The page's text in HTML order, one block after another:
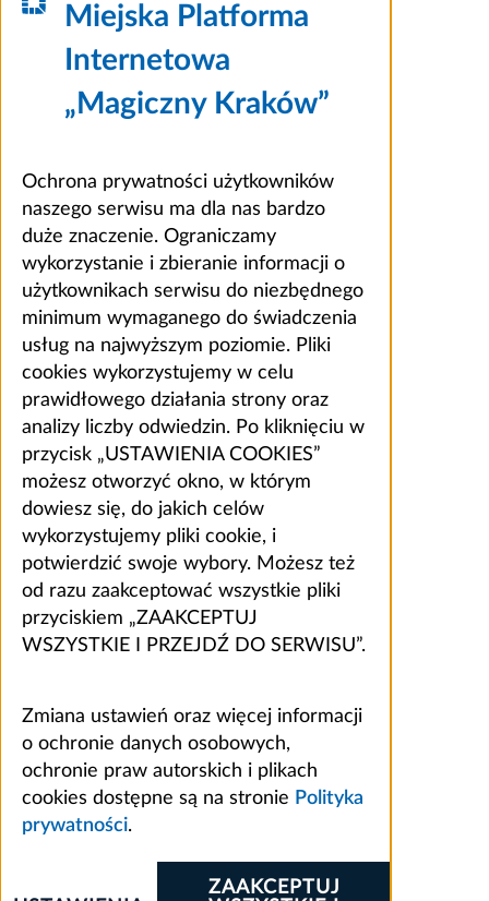
Miejska Platforma
Internetowa
„Magiczny Kraków”
Ochrona prywatności użytkowników
naszego serwisu ma dla nas bardzo
duże znaczenie. Ograniczamy
wykorzystanie i zbieranie informacji o
użytkownikach serwisu do niezbędnego
minimum wymaganego do świadczenia
usług na najwyższym poziomie. Pliki
cookies wykorzystujemy w celu
prawidłowego działania strony oraz
analizy liczby odwiedzin. Po kliknięciu w
przycisk „USTAWIENIA COOKIES”
możesz otworzyć okno, w którym
dowiesz się, do jakich celów
wykorzystujemy pliki cookie, i
potwierdzić swoje wybory. Możesz też
od razu zaakceptować wszystkie pliki
przyciskiem „ZAAKCEPTUJ
WSZYSTKIE I PRZEJDŹ DO SERWISU”.
Zmiana ustawień oraz więcej informacji
o ochronie danych osobowych,
ochronie praw autorskich i plikach
cookies dostępne są na stronie Polityka
prywatności.
ZAAKCEPTUJ